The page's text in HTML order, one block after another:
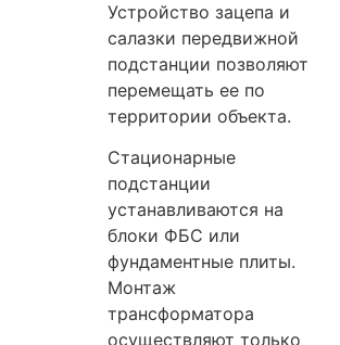
Устройство зацепа и
салазки передвижной
подстанции позволяют
перемещать ее по
территории объекта.
Стационарные
подстанции
устанавливаются на
блоки ФБС или
фундаментные плиты.
Монтаж
трансформатора
осуществляют только